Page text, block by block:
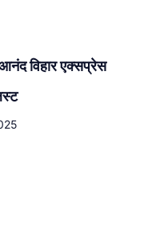
विहार एक्सप्रेस